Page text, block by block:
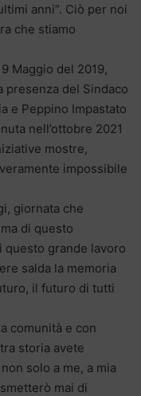
anni”. Ciò per noi
che stiamo
Maggio del 2019,
presenza del Sindaco
e Peppino Impastato
nell’ottobre 2021
mostre,
impossibile
giornata che
di questo
questo grande lavoro
salda la memoria
il futuro di tutti
comunità e con
storia avete
solo a me, a mia
mai di